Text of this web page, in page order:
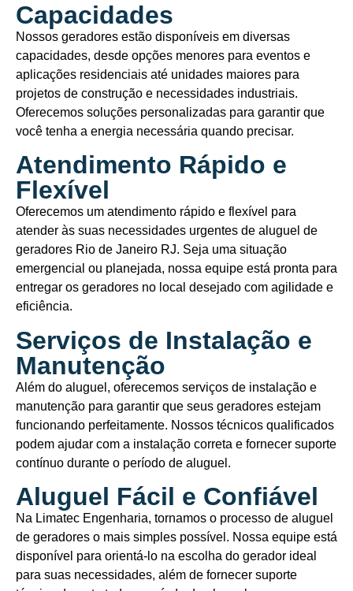
Capacidades
Nossos geradores estão disponíveis em diversas
capacidades, desde opções menores para eventos e
aplicações residenciais até unidades maiores para
projetos de construção e necessidades industriais.
Oferecemos soluções personalizadas para garantir que
você tenha a energia necessária quando precisar.
Atendimento Rápido e
Flexível
Oferecemos um atendimento rápido e flexível para
atender às suas necessidades urgentes de aluguel de
geradores Rio de Janeiro RJ. Seja uma situação
emergencial ou planejada, nossa equipe está pronta para
entregar os geradores no local desejado com agilidade e
eficiência.
Serviços de Instalação e
Manutenção
Além do aluguel, oferecemos serviços de instalação e
manutenção para garantir que seus geradores estejam
funcionando perfeitamente. Nossos técnicos qualificados
podem ajudar com a instalação correta e fornecer suporte
contínuo durante o período de aluguel.
Aluguel Fácil e Confiável
Na Limatec Engenharia, tornamos o processo de aluguel
de geradores o mais simples possível. Nossa equipe está
disponível para orientá-lo na escolha do gerador ideal
para suas necessidades, além de fornecer suporte